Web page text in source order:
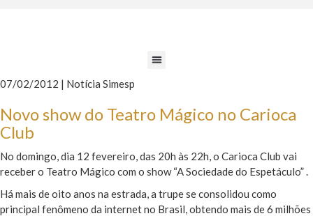
07/02/2012 | Notícia Simesp
Novo show do Teatro Mágico no Carioca
Club
No domingo, dia 12 fevereiro, das 20h às 22h, o Carioca Club vai
receber o Teatro Mágico com o show “A Sociedade do Espetáculo” .
Há mais de oito anos na estrada, a trupe se consolidou como
principal fenômeno da internet no Brasil, obtendo mais de 6 milhões